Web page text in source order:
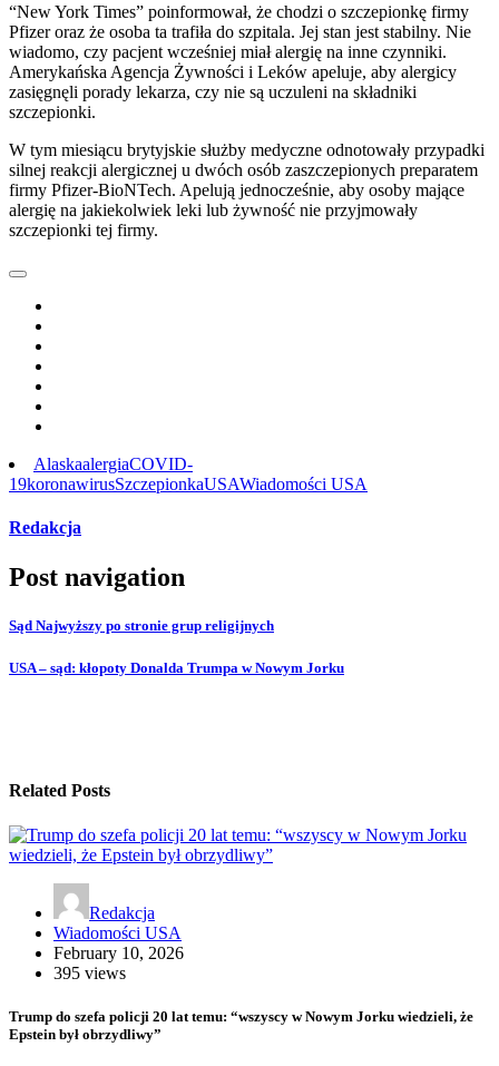
“New York Times” poinformował, że chodzi o szczepionkę firmy
Pfizer oraz że osoba ta trafiła do szpitala. Jej stan jest stabilny. Nie
wiadomo, czy pacjent wcześniej miał alergię na inne czynniki.
Amerykańska Agencja Żywności i Leków apeluje, aby alergicy
zasięgnęli porady lekarza, czy nie są uczuleni na składniki
szczepionki.
W tym miesiącu brytyjskie służby medyczne odnotowały przypadki
silnej reakcji alergicznej u dwóch osób zaszczepionych preparatem
firmy Pfizer-BioNTech. Apelują jednocześnie, aby osoby mające
alergię na jakiekolwiek leki lub żywność nie przyjmowały
szczepionki tej firmy.
AlaskaalergiaCOVID-
19koronawirusSzczepionkaUSAWiadomości USA
Redakcja
Post navigation
Sąd Najwyższy po stronie grup religijnych
USA – sąd: kłopoty Donalda Trumpa w Nowym Jorku
Related Posts
Redakcja
Wiadomości USA
February 10, 2026
395 views
Trump do szefa policji 20 lat temu: “wszyscy w Nowym Jorku wiedzieli, że
Epstein był obrzydliwy”